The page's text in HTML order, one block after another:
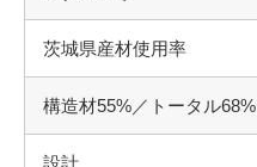
茨城県産材使用率
構造材55%／トータル68%
設計